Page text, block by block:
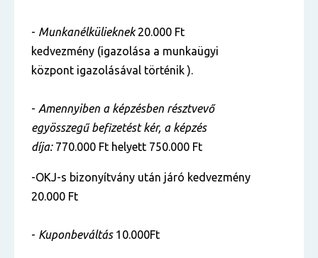
- Munkanélkülieknek20.000 Ft
kedvezmény (igazolása a munkaügyi
központ igazolásával történik ).
- Amennyiben a képzésben résztvevő
egyösszegű befizetést kér, a képzés
díja:770.000 Ft helyett 750.000 Ft
-OKJ-s bizonyítvány után járó kedvezmény
20.000 Ft
- Kuponbeváltás10.000Ft